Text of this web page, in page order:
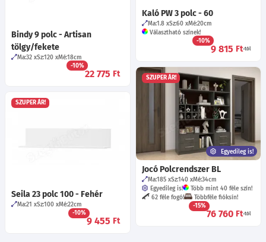
Kaló PW 3 polc - 60
Ma:1.8 Sz:60 Mé:20cm
Választható színek!
-10%
9 815 Ft-tól
Bindy 9 polc - Artisan
tölgy/fekete
Ma:32 Sz:120 Mé:18cm
-10%
22 775 Ft SZUPER ÁR!
Egyedileg is!
Jocó Polcrendszer BL
Ma:185 Sz:140 Mé:34cm
Egyedileg is!
Több mint 40 féle szín!
62 féle fogó!
Többféle fióksín!
-15%
76 760 Ft-tól
SZUPER ÁR!
Seila 23 polc 100 - Fehér
Ma:21 Sz:100 Mé:22cm
-10%
9 455 Ft